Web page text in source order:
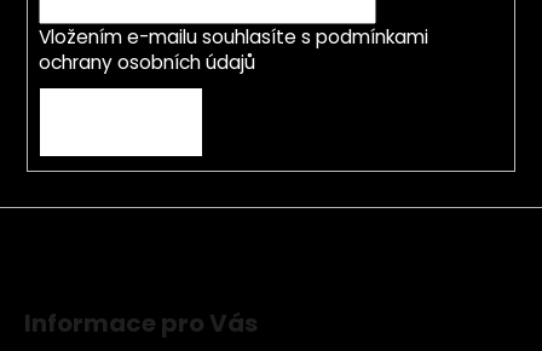
p
i
Vložením e-mailu souhlasíte s podmínkami
ochrany osobních údajů
Informace pro Vás